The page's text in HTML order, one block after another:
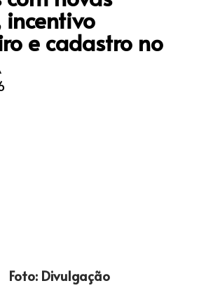
e cadastro no
Foto: Divulgação